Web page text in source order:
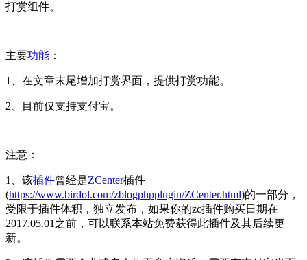
打赏组件。
主要功能 ：
1、在文章末尾增加打赏界面，提供打赏功能。
2、目前仅支持支付宝。
注意：
1、该插件曾经是ZCenter插件
(https://www.birdol.com/zblogphpplugin/ZCenter.html)的一部分，
受限于插件体积，独立发布，如果你的zc插件购买日期在
2017.05.01之前，可以联系本站免费获得此插件及其后续更
新。